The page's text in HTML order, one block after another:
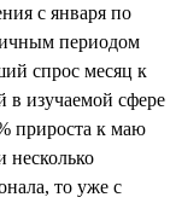
с января по
периодом
спрос месяц к
в изучаемой сфере
прироста к маю
несколько
то уже с